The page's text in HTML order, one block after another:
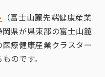
（富士山麓先端健康産業
県が県東部の富士山麓
療健康産業クラスター
のです。